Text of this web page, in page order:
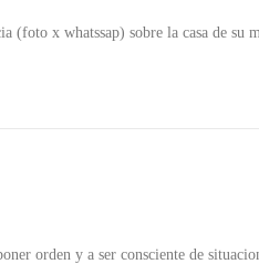
(foto x whatssap) sobre la casa de su
orden y a ser consciente de